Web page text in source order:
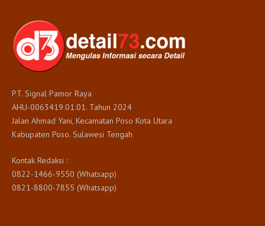
PT. Signal Pamor Raya
AHU-0063419.01.01. Tahun 2024
Jalan Ahmad Yani, Kecamatan Poso Kota Utara
Kabupaten Poso. Sulawesi Tengah
Kontak Redaksi :
0822-1466-9550 (Whatsapp)
0821-8800-7855 (Whatsapp)